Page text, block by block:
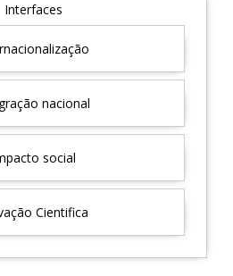
Interfaces
nacional
social
Cientifica